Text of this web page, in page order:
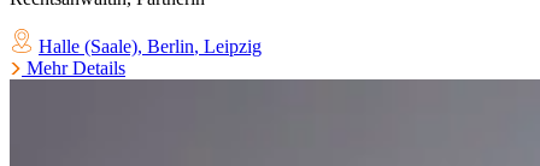
Halle (Saale), Berlin, Leipzig
Mehr Details